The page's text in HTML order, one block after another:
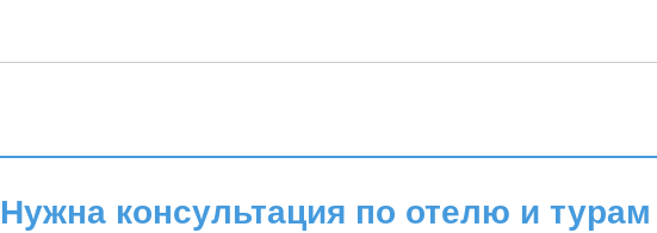
Нужна консультация по отелю и турам